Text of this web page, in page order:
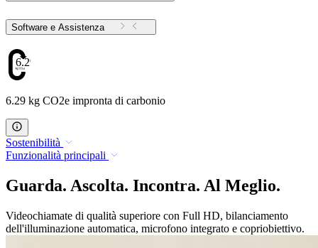
Software e Assistenza
6.29
6.29 kg CO2e impronta di carbonio
Sostenibilità
Funzionalità principali
Guarda. Ascolta. Incontra. Al Meglio.
Videochiamate di qualità superiore con Full HD, bilanciamento
dell'illuminazione automatica, microfono integrato e copriobiettivo.